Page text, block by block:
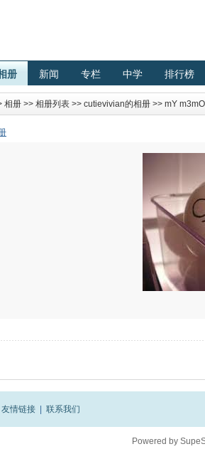
册 新闻 专栏 中学 排行榜
相册 >> 相册列表 >> cutievivian的相册 >> mY
友情链接 联系我们
Powered by